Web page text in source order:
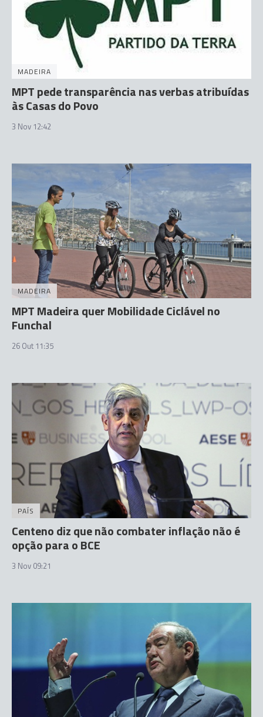
MADEIRA
MPT pede transparência nas verbas atribuídas
às Casas do Povo
3 Nov 12:42
MADEIRA
MPT Madeira quer Mobilidade Ciclável no
Funchal
26 Out 11:35
PAÍS
Centeno diz que não combater inflação não é
opção para o BCE
3 Nov 09:21